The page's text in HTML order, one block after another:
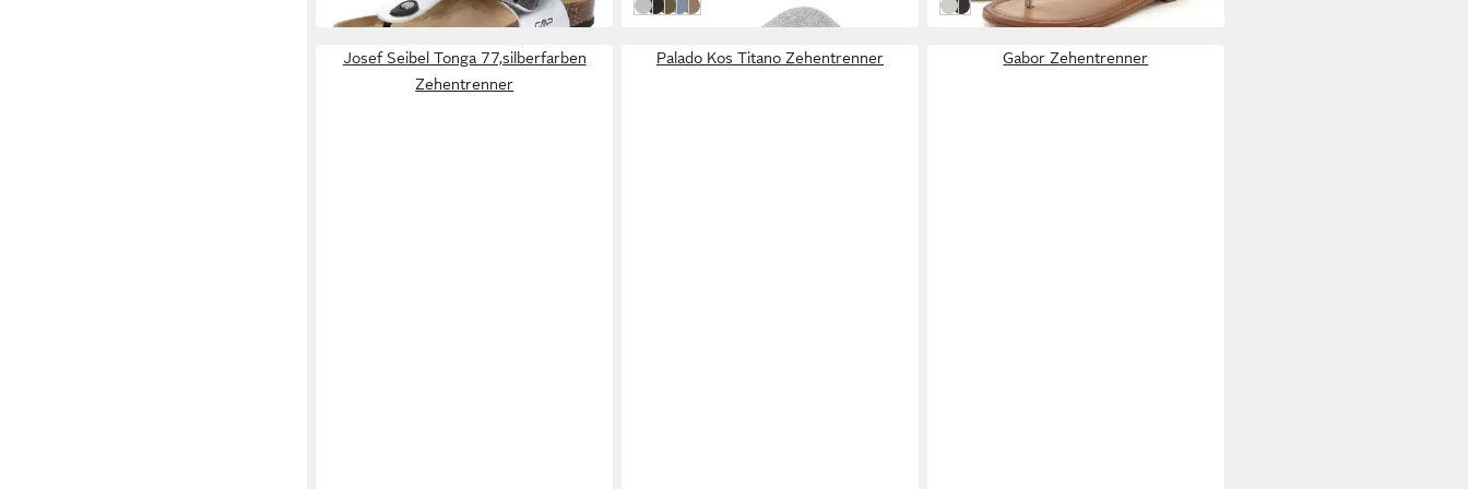
silberfarben
schwarz
Metallic Camo-Green
Quiet Blue
Latte Beige
silberfarben
schwarz
Josef Seibel Tonga 77,silberfarben
Zehentrenner
Palado Kos Titano Zehentrenner Gabor Zehentrenner